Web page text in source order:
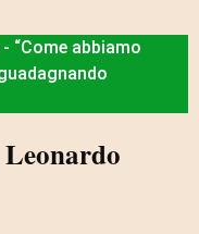
“Come abbiamo